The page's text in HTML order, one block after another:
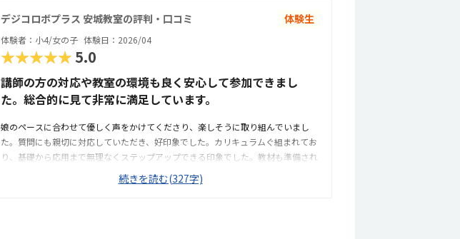
デジコロボプラス 安城教室の評判・口コミ 体験生
体験者：小4/女の子 体験日：2026/04
★★★★★5.0
講師の方の対応や教室の環境も良く安心して参加できまし
た。総合的に見て非常に満足しています。
娘のペースに合わせて優しく声をかけてくださり、楽しそうに取り組んでいまし
た。質問にも親切に対応していただき、好印象でした。カリキュラムぐ組まれてお
り、基礎から応用まで無理なくステップアップできる印象でした。教材も準備され
ていて、安心して学べる内容だと感じました。自宅から車で送迎しやすい距離でし
たし、時間帯も無理なく通える範囲で、安心して続けられそうです。教材がきちん
続きを読む(327字)